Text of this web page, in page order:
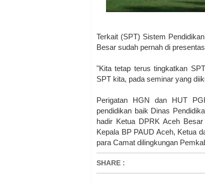
Terkait (SPT) Sistem
Besar sudah pernah di
"Kita tetap terus tingkatkan
SPT kita, pada seminar yang
Perigatan HGN dan HUT
pendidikan baik Dinas
hadir Ketua DPRK Aceh
Kepala BP PAUD Aceh, Ketua
para Camat dilingkungan
SHARE :